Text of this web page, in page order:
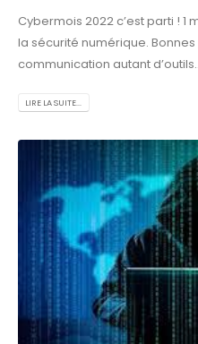
Cybermois 2022 c’est parti !
la sécurité numérique.
communication autant
LIRE LA SUITE...